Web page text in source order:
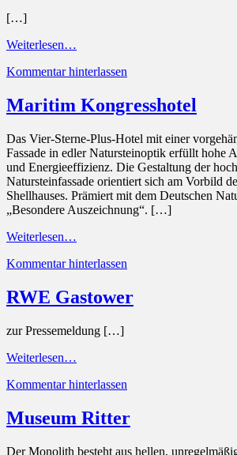
[…]
Weiterlesen…
Kommentar hinterlassen
Maritim Kongresshotel
Das Vier-Sterne-Plus-Hotel mit einer
Fassade in edler Natursteinoptik erfüllt hohe
und Energieeffizienz. Die Gestaltung der
Natursteinfassade orientiert sich am Vorbild
Shellhauses. Prämiert mit dem Deutschen
„Besondere Auszeichnung“. […]
Weiterlesen…
Kommentar hinterlassen
RWE Gastower
zur Pressemeldung […]
Weiterlesen…
Kommentar hinterlassen
Museum Ritter
Der Monolith besteht aus hellen,